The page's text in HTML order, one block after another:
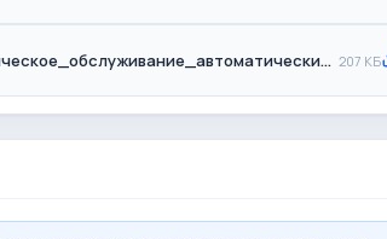
ТЗ_№ТЗ_035_02_3_26_от_09_06_2026_Техническое_обслуживание_автоматических.pdf 207 КБ